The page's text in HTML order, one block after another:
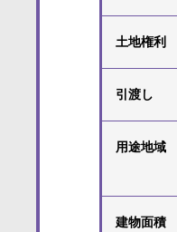
土地権利
引渡し
用途地域
建物面積